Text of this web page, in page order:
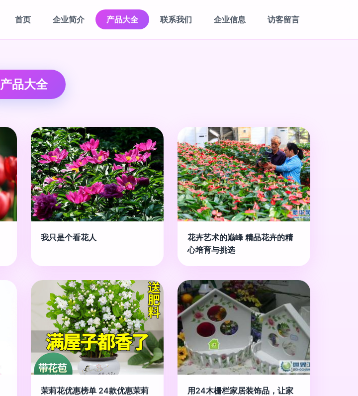
首页 企业简介 产品大全 联系我们 企业信息 访客留言
产品大全
我只是个看花人
花卉艺术的巅峰 精品花卉的精
心培育与挑选
茉莉花优惠榜单 24款优惠茉莉
用24木栅栏家居装饰品，让家